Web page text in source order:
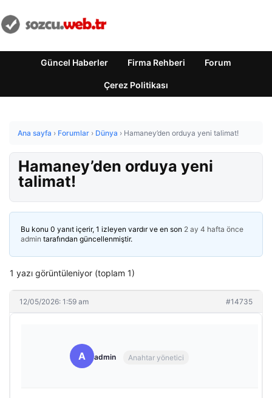
Güncel Haberler Firma Rehberi Forum
Çerez Politikası
Ana sayfa › Forumlar › Dünya › Hamaney’den orduya yeni talimat!
Hamaney’den orduya yeni
talimat!
Bu konu 0 yanıt içerir, 1 izleyen vardır ve en son 2 ay 4 hafta önce
admin tarafından güncellenmiştir.
1 yazı görüntüleniyor (toplam 1)
12/05/2026: 1:59 am #14735
A admin Anahtar yönetici